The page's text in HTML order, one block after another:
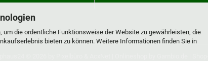
die ordentliche Funktionsweise der Website zu gewährleisten, die
bieten zu können. Weitere Informationen finden Sie in